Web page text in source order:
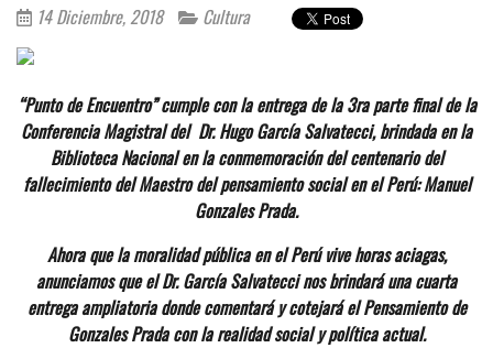
14 Diciembre, 2018 Cultura
“Punto de Encuentro” cumple con la entrega de la 3ra parte final de la
Conferencia Magistral del Dr. Hugo García Salvatecci, brindada en la
Biblioteca Nacional en la conmemoración del centenario del
fallecimiento del Maestro del pensamiento social en el Perú: Manuel
Gonzales Prada.
Ahora que la moralidad pública en el Perú vive horas aciagas,
anunciamos que el Dr. García Salvatecci nos brindará una cuarta
entrega ampliatoria donde comentará y cotejará el Pensamiento de
Gonzales Prada con la realidad social y política actual.